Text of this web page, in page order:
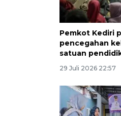
Pemkot Kediri
pencegahan
satuan
29 Juli 2026 22:57